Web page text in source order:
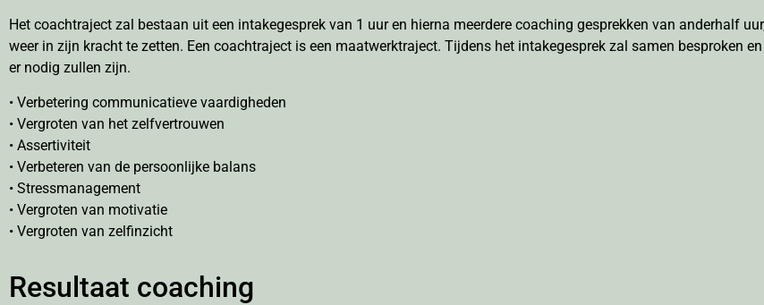
Het coachtraject zal bestaan uit een intakegesprek van 1 uur en hierna meerdere coaching gesprekken van anderhalf
weer in zijn kracht te zetten. Een coachtraject is een maatwerktraject. Tijdens het intakegesprek zal samen besproken
er nodig zullen zijn.
• Verbetering communicatieve vaardigheden
• Vergroten van het zelfvertrouwen
• Assertiviteit
• Verbeteren van de persoonlijke balans
• Stressmanagement
• Vergroten van motivatie
• Vergroten van zelfinzicht
Resultaat coaching